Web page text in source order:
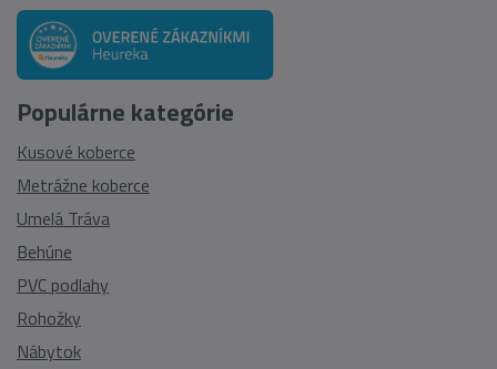
Populárne kategórie
Kusové koberce
Metrážne koberce
Umelá Tráva
Behúne
PVC podlahy
Rohožky
Nábytok